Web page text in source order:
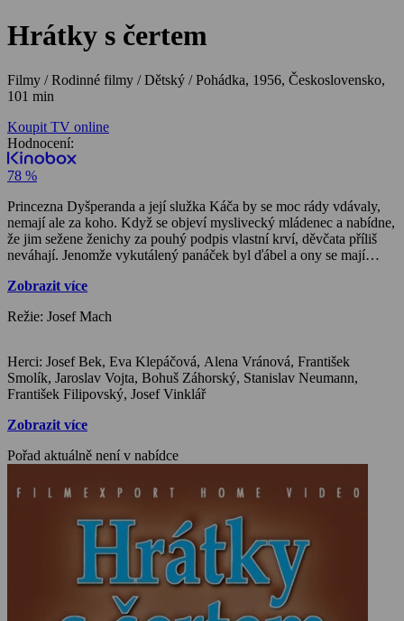
Hrátky s čertem
Filmy / Rodinné filmy / Dětský / Pohádka, 1956, Československo,
101 min
Koupit TV online
Hodnocení:
78 %
Princezna Dyšperanda a její služka Káča by se moc rády vdávaly,
nemají ale za koho. Když se objeví myslivecký mládenec a nabídne,
že jim sežene ženichy za pouhý podpis vlastní krví, děvčata příliš
neváhají. Jenomže vykutálený panáček byl ďábel a ony se mají
který se nebojí ani čerta a nehodlá mu ty dvě nevinné duše nechat
Zobrazit více
Režie: Josef Mach
Herci: Josef Bek, Eva Klepáčová, Alena Vránová, František
Smolík, Jaroslav Vojta, Bohuš Záhorský, Stanislav Neumann,
František Filipovský, Josef Vinklář
Zobrazit více
Pořad aktuálně není v nabídce